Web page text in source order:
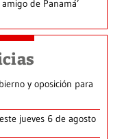
de Panamá’
y oposición para
jueves 6 de agosto